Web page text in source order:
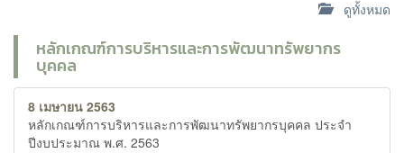
ดูทั้งหมด
หลักเกณฑ์การบริหารและการพัฒนาทรัพยากร
บุคคล
8 เมษายน 2563
หลักเกณฑ์การบริหารและการพัฒนาทรัพยากรบุคคล ประจำ
ปีงบประมาณ พ.ศ. 2563